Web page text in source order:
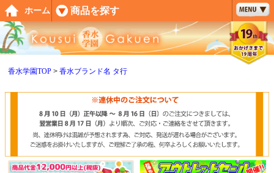
香水学園TOP 香水ブランド名 タ行
ペー
ジト
ップ
へ
ホーム 商品を探す